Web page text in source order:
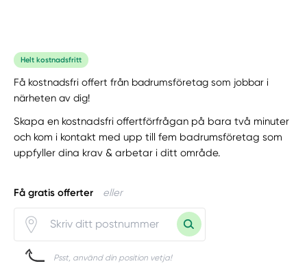
Helt kostnadsfritt
Få kostnadsfri offert från badrumsföretag som jobbar i
närheten av dig!
Skapa en kostnadsfri offertförfrågan på bara två minuter
och kom i kontakt med upp till fem badrumsföretag som
uppfyller dina krav & arbetar i ditt område.
Få gratis offerter eller
Psst, använd din position vetja!